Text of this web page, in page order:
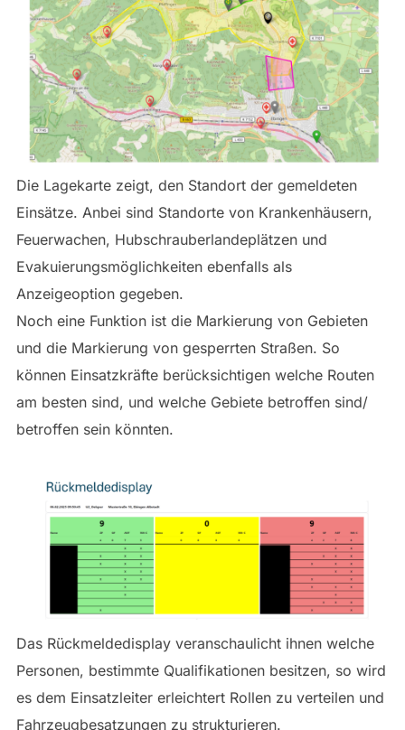
Die Lagekarte zeigt, den Standort der gemeldeten
Einsätze. Anbei sind Standorte von Krankenhäusern,
Feuerwachen, Hubschrauberlandeplätzen und
Evakuierungsmöglichkeiten ebenfalls als
Anzeigeoption gegeben.
Noch eine Funktion ist die Markierung von Gebieten
und die Markierung von gesperrten Straßen. So
können Einsatzkräfte berücksichtigen welche Routen
am besten sind, und welche Gebiete betroffen sind/
betroffen sein könnten.
Das Rückmeldedisplay veranschaulicht ihnen welche
Personen, bestimmte Qualifikationen besitzen, so wird
es dem Einsatzleiter erleichtert Rollen zu verteilen und
Fahrzeugbesatzungen zu strukturieren.